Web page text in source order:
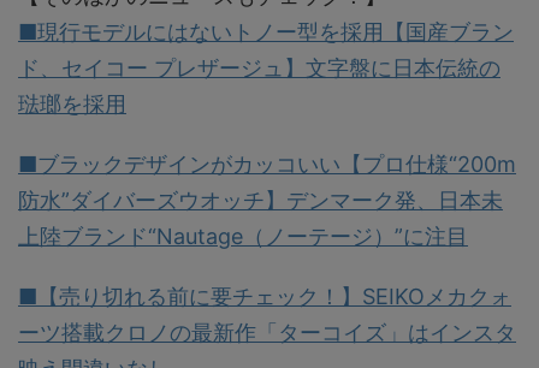
■現行モデルにはないトノー型を採用【国産ブラン
ド、セイコー プレザージュ】文字盤に日本伝統の
琺瑯を採用
■ブラックデザインがカッコいい【プロ仕様“200m
防水”ダイバーズウオッチ】デンマーク発、日本未
上陸ブランド“Nautage（ノーテージ）”に注目
■【売り切れる前に要チェック！】SEIKOメカクォ
ーツ搭載クロノの最新作「ターコイズ」はインスタ